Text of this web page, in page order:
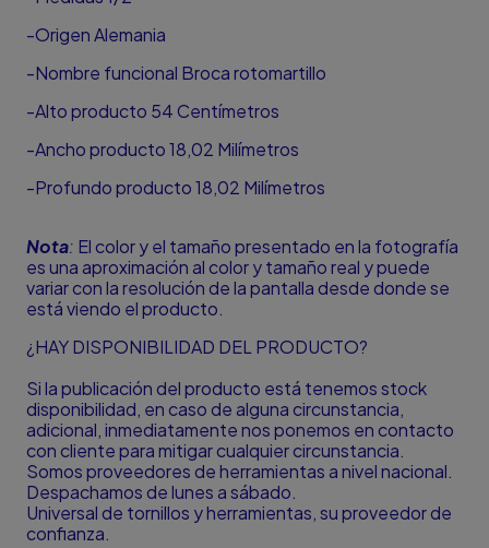
-Origen Alemania
-Nombre funcional Broca rotomartillo
-Alto producto 54 Centímetros
-Ancho producto 18,02 Milímetros
-Profundo producto 18,02 Milímetros
Nota: El color y el tamaño presentado en la fotografía
es una aproximación al color y tamaño real y puede
variar con la resolución de la pantalla desde donde se
está viendo el producto.
¿HAY DISPONIBILIDAD DEL PRODUCTO?
Si la publicación del producto está tenemos stock
disponibilidad, en caso de alguna circunstancia,
adicional, inmediatamente nos ponemos en contacto
con cliente para mitigar cualquier circunstancia.
Somos proveedores de herramientas a nivel nacional.
Despachamos de lunes a sábado.
Universal de tornillos y herramientas, su proveedor de
confianza.